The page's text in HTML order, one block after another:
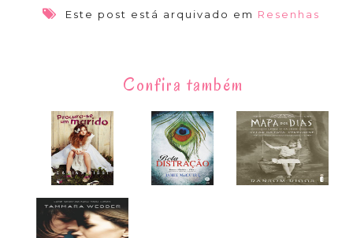
Este post está arquivado em Resenhas
Confira também